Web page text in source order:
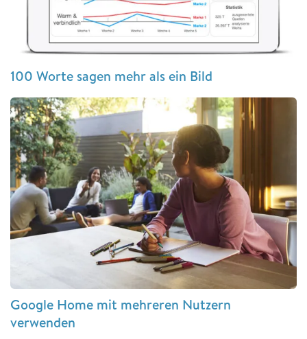
100 Worte sagen mehr als ein Bild
Google Home mit mehreren Nutzern
verwenden